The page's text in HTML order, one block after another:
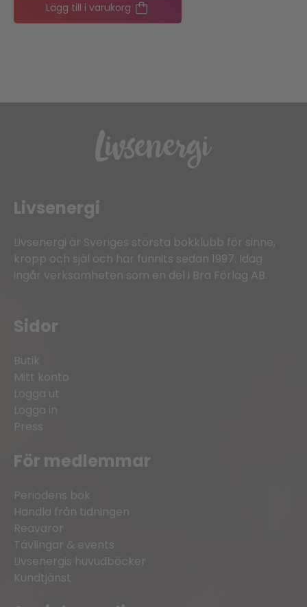
Lägg till i varukorg
Livsenergi
Livsenergi är Sveriges största bokklubb för sinne,
kropp och själ och har funnits sedan 1997. Idag
ingår verksamheten som en del i Bra Förlag AB.
Sidor
Butik
Mitt konto
Logga ut
Logga in
Press
För medlemmar
Periodens bok
Handla från tidningen
Reavaror
Tävlingar & events
Livsenergis huvudböcker
Kundtjänst